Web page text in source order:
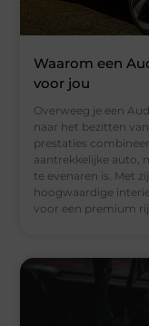
Waarom een
voor jou
Overweeg je een
naar het bezitten
prestaties
aantrekkelijke auto,
te evenaren is. Met
hoogwaardige
voor een premium